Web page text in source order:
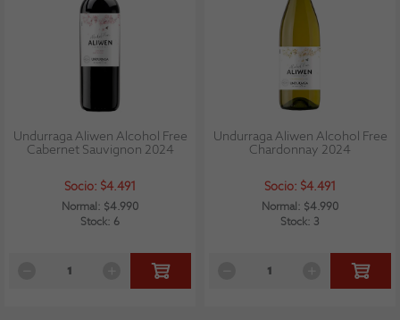
Undurraga Aliwen Alcohol Free
Cabernet Sauvignon 2024
Socio: $4.491
Normal: $4.990
Stock: 6
Undurraga Aliwen Alcohol Free
Chardonnay 2024
Socio: $4.491
Normal: $4.990
Stock: 3